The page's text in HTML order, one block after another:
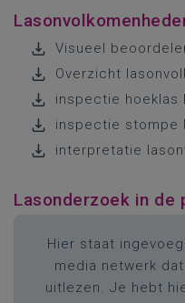
Visueel
Overzicht
inspectie hoeklas
inspectie stompe
interpretatie
Lasonderzoek in de
Hier staat
media netwerk
uitlezen. Je hebt